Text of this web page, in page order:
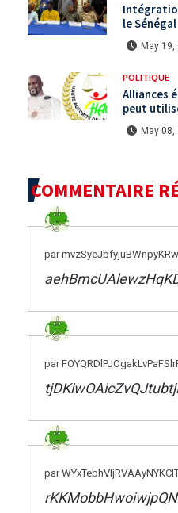
le
May 19,
POLITIQUE
Alliances
peut
avant le
May 08,
COMMENTAIRE
par
par
par